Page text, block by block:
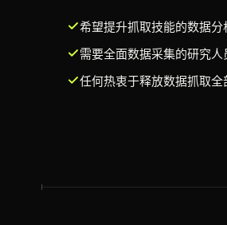
希望提升抓取技能的数据
需要全面数据采集的研究人
任何热衷于释放数据抓取全